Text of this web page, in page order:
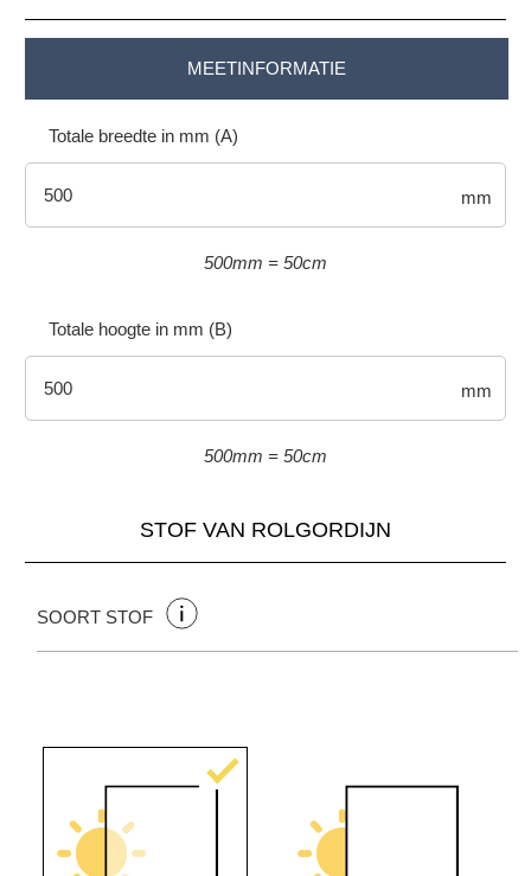
MEETINFORMATIE
Totale breedte in mm (A)
mm
500mm = 50cm
Totale hoogte in mm (B)
mm
500mm = 50cm
STOF VAN ROLGORDIJN
SOORT STOF